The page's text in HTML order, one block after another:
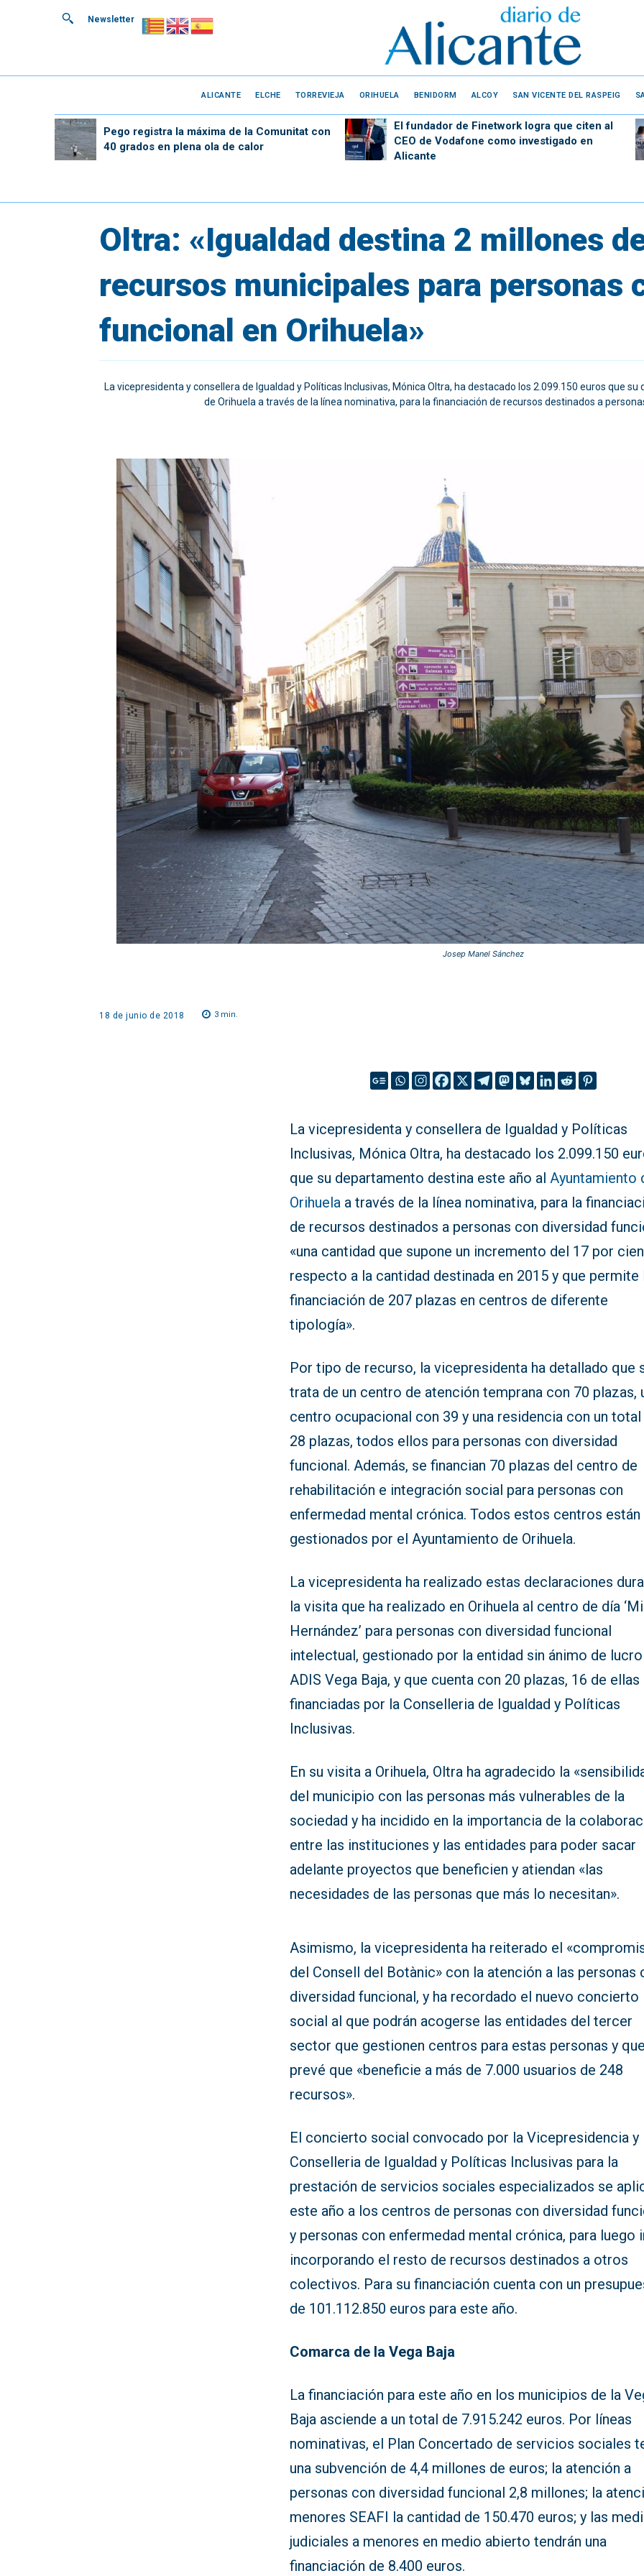
Newsletter
ALICANTE ELCHE TORREVIEJA ORIHUELA BENIDORM ALCOY SAN VICENTE DEL RASPEIG
Pego registra la máxima de la Comunitat con
40 grados en plena ola de calor
El fundador de Finetwork logra que citen al
CEO de Vodafone como investigado en
Alicante
Oltra: «Igualdad destina 2 millones
recursos municipales para personas
funcional en Orihuela»
La vicepresidenta y consellera de Igualdad y Políticas Inclusivas, Mónica Oltra, ha destacado los 2.099.150 euros que
de Orihuela a través de la línea nominativa, para la financiación de recursos destinados a
Josep Manel Sánchez
18 de junio de 2018 3min.
La vicepresidenta y consellera de Igualdad y Políticas
Inclusivas, Mónica Oltra, ha destacado los 2.099.150
que su departamento destina este año al Ayuntamiento
Orihuela a través de la línea nominativa, para la
de recursos destinados a personas con diversidad
«una cantidad que supone un incremento del 17 por
respecto a la cantidad destinada en 2015 y que permite
financiación de 207 plazas en centros de diferente
tipología».
Por tipo de recurso, la vicepresidenta ha detallado que
trata de un centro de atención temprana con 70 plazas,
centro ocupacional con 39 y una residencia con un total
28 plazas, todos ellos para personas con diversidad
funcional. Además, se financian 70 plazas del centro de
rehabilitación e integración social para personas con
enfermedad mental crónica. Todos estos centros están
gestionados por el Ayuntamiento de Orihuela.
La vicepresidenta ha realizado estas declaraciones
la visita que ha realizado en Orihuela al centro de día
Hernández’ para personas con diversidad funcional
intelectual, gestionado por la entidad sin ánimo de lucro
ADIS Vega Baja, y que cuenta con 20 plazas, 16 de ellas
financiadas por la Conselleria de Igualdad y Políticas
Inclusivas.
En su visita a Orihuela, Oltra ha agradecido la
del municipio con las personas más vulnerables de la
sociedad y ha incidido en la importancia de la
entre las instituciones y las entidades para poder sacar
adelante proyectos que beneficien y atiendan «las
necesidades de las personas que más lo necesitan».
Asimismo, la vicepresidenta ha reiterado el
del Consell del Botànic» con la atención a las personas
diversidad funcional, y ha recordado el nuevo concierto
social al que podrán acogerse las entidades del tercer
sector que gestionen centros para estas personas y
prevé que «beneficie a más de 7.000 usuarios de 248
recursos».
El concierto social convocado por la Vicepresidencia y
Conselleria de Igualdad y Políticas Inclusivas para la
prestación de servicios sociales especializados se
este año a los centros de personas con diversidad
y personas con enfermedad mental crónica, para luego
incorporando el resto de recursos destinados a otros
colectivos. Para su financiación cuenta con un
de 101.112.850 euros para este año.
Comarca de la Vega Baja
La financiación para este año en los municipios de la
Baja asciende a un total de 7.915.242 euros. Por líneas
nominativas, el Plan Concertado de servicios sociales
una subvención de 4,4 millones de euros; la atención a
personas con diversidad funcional 2,8 millones; la
menores SEAFI la cantidad de 150.470 euros; y las
judiciales a menores en medio abierto tendrán una
financiación de 8.400 euros.